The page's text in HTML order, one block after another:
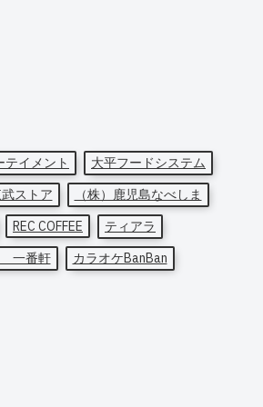
イメント
大平フードシステム
ストア
（株）鹿児島なべしま
REC COFFEE
ティアラ
一番軒
カラオケBanBan